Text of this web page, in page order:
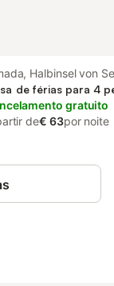
Halbinsel von
de férias para 4
gratuito
de€ 63por noite